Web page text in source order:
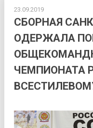
23.09.2019
СБОРНАЯ
ОДЕРЖАЛА
ЧЕМПИОНАТА